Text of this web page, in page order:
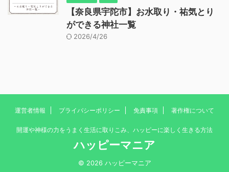
【奈良県宇陀市】お水取り・祐気とり
ができる神社一覧
2026/4/26
運営者情報 プライバシーポリシー 免責事項 著作権について
開運や神様の力をうまく生活に取りこみ、ハッピーに楽しく生きる方法
ハッピーマニア
© 2026 ハッピーマニア